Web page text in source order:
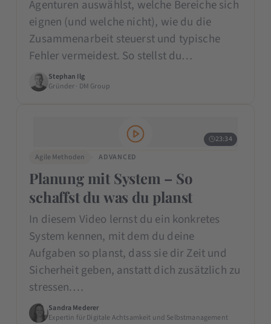
Agenturen auswählst, welche Bereiche sich
eignen (und welche nicht), wie du die
Zusammenarbeit steuerst und typische
Fehler vermeidest. So stellst du…
Stephan Ilg
Gründer · DM Group
23:34
Agile Methoden
ADVANCED
Planung mit System – So
schaffst du was du planst
In diesem Video lernst du ein konkretes
System kennen, mit dem du deine
Aufgaben so planst, dass sie dir Zeit und
Sicherheit geben, anstatt dich zusätzlich zu
stressen.…
Sandra Mederer
Expertin für Digitale Achtsamkeit und Selbstmanagement